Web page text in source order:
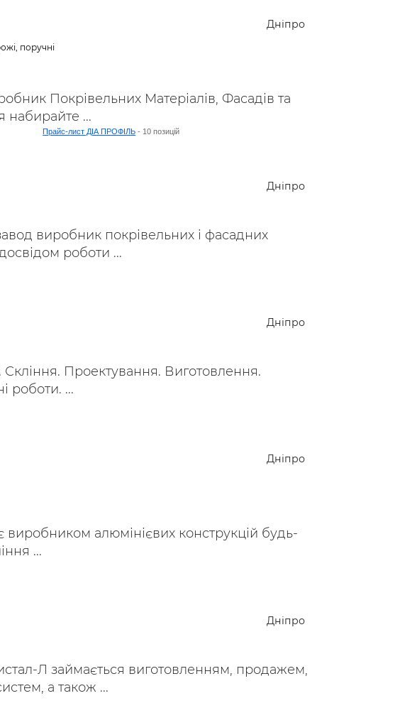
Дніпро
поручні
Покрівельних Матеріалів, Фасадів та
набирайте ...
Прайс-лист ДІА ПРОФІЛЬ - 10 позицій
Дніпро
виробник покрівельних і фасадних
роботи ...
Дніпро
Проектування. Виготовлення.
роботи. ...
Дніпро
алюмінієвих конструкцій будь-
...
Дніпро
Л займається виготовленням, продажем,
а також ...